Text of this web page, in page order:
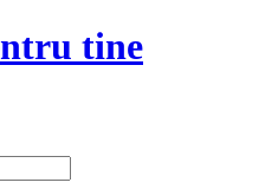
tine